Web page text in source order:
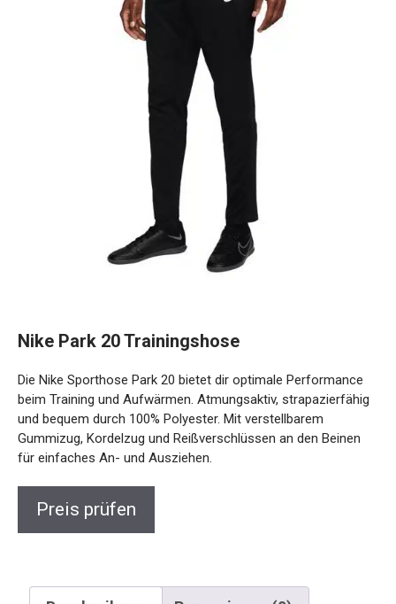
beim Training und Aufwärmen. Atmungsaktiv,
strapazierfähig und bequem durch 100% Polyester. Mit
verstellbarem Gummizug, Kordelzug und Reißverschlüssen
an den Beinen für einfaches An- und Ausziehen.
Preis prüfen
Beschreibung Rezensionen (0)